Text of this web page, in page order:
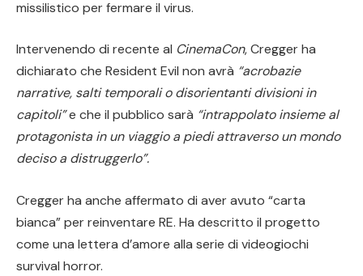
missilistico per fermare il virus.
Intervenendo di recente al CinemaCon, Cregger ha
dichiarato che Resident Evil non avrà “acrobazie
narrative, salti temporali o disorientanti divisioni in
capitoli”e che il pubblico sarà “intrappolato insieme al
protagonista in un viaggio a piedi attraverso un mondo
deciso a distruggerlo”.
Cregger ha anche affermato di aver avuto “carta
bianca” per reinventare RE. Ha descritto il progetto
come una lettera d’amore alla serie di videogiochi
survival horror.